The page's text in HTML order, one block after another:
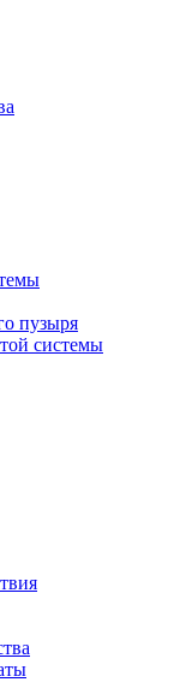
пузыря
системы